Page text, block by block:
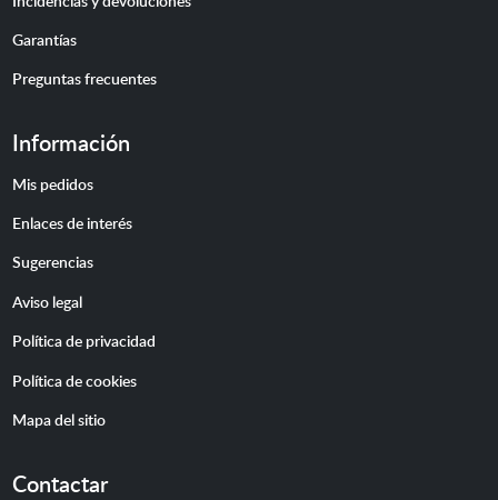
Garantías
Preguntas frecuentes
Información
Mis pedidos
Enlaces de interés
Sugerencias
Aviso legal
Política de privacidad
Política de cookies
Mapa del sitio
Contactar